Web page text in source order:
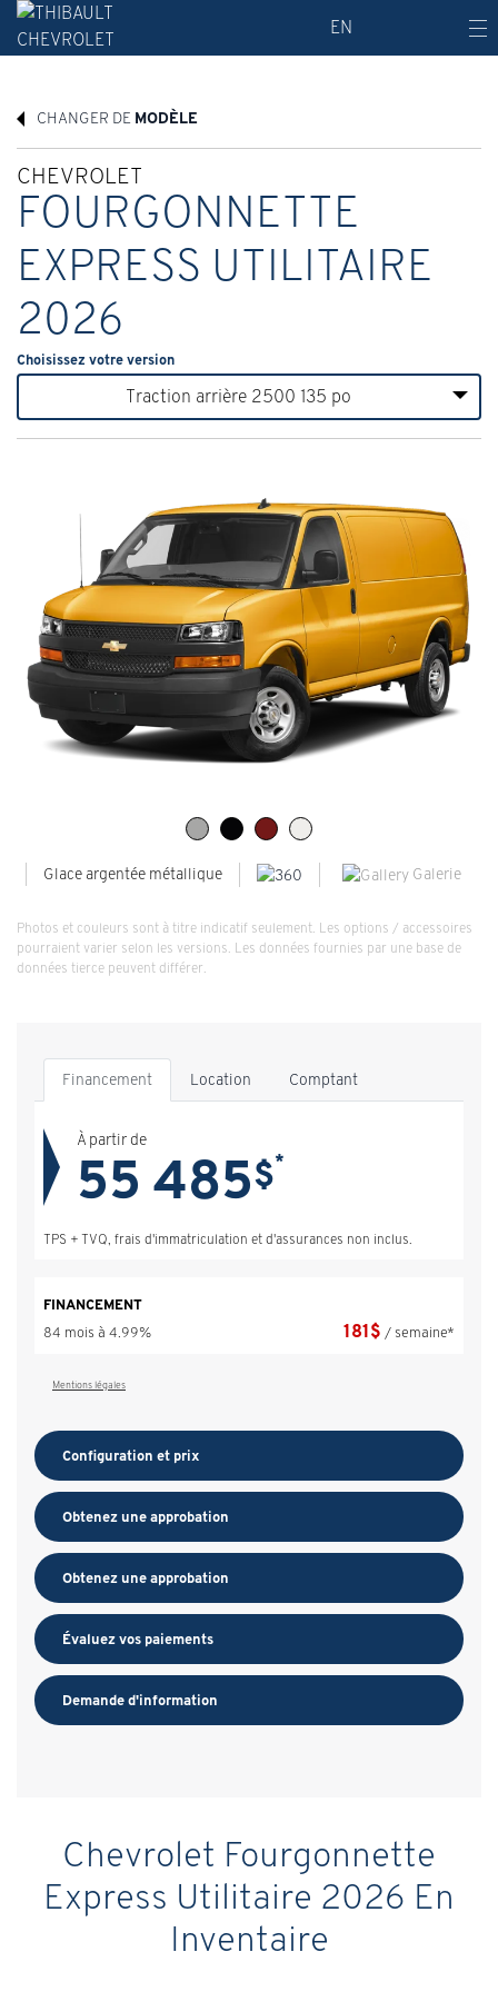
EN
CHANGER DE MODÈLE
CHEVROLET
FOURGONNETTE
EXPRESS UTILITAIRE
2026
Choisissez votre version
Traction arrière 2500 135 po
Glace argentée métallique Galerie
Photos et couleurs sont à titre indicatif seulement. Les options / accessoires
pourraient varier selon les versions. Les données fournies par une base de
données tierce peuvent différer.
Chevrolet Fourgonnette
Express Utilitaire 2026 En
Inventaire
Financement Location Comptant
À partir de
55 485$*
TPS + TVQ, frais d'immatriculation et d'assurances non inclus.
FINANCEMENT
84 mois à 4.99%
181$ / semaine*
Mentions légales
Configuration et prix
Obtenez une approbation
Obtenez une approbation
Évaluez vos paiements
Demande d'information